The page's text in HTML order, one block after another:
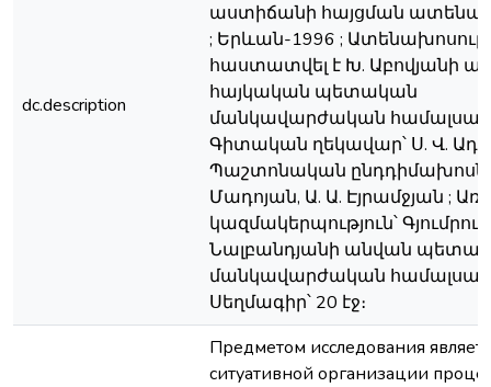
dc.description
աստիճանի հայցման
; Երևան-1996 ;
հաստատվել է Խ. Աբովյանի
հայկական պետական
մանկավարժական
Գիտական ղեկավար՝ Ս. Վ.
Պաշտոնական
Մադոյան, Ա. Ա. Էյրամջյան ;
կազմակերպություն՝ Գյումրու
Նալբանդյանի անվան
մանկավարժական
Սեղմագիր՝ 20 էջ։
Предметом исследования
ситуативной организации